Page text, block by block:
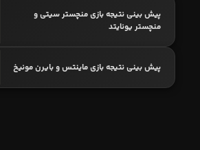
پیش بینی نتیجه بازی منچستر سیتی و
منچستر یونایتد
پیش بینی نتیجه بازی ماینتس و بایرن مونیخ